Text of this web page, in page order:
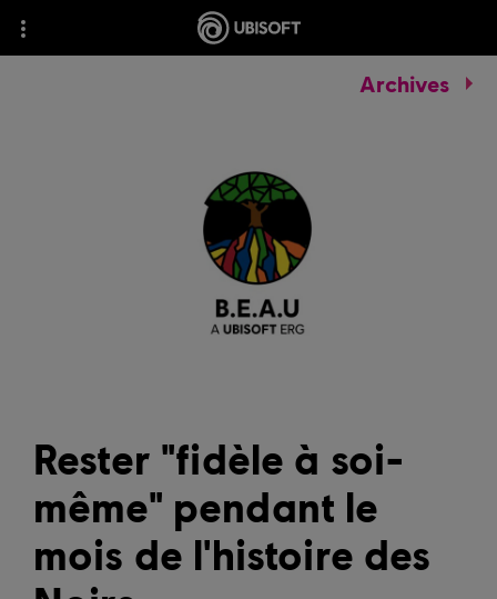
Archives
Rester "fidèle à soi-
même" pendant le
mois de l'histoire des